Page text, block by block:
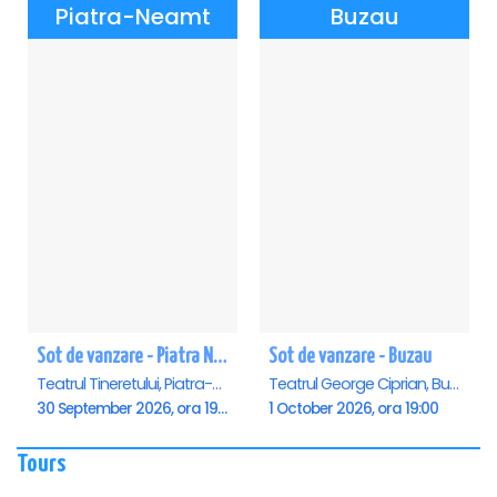
Piatra-Neamt
Sot de vanzare - Piatra Neamt
Teatrul Tineretului, Piatra-Neamt
30 September 2026, ora 19:00
Buzau
Sot de vanzare - Buzau
Teatrul George Ciprian, Buzau
1 October 2026, ora 19:00
Tours